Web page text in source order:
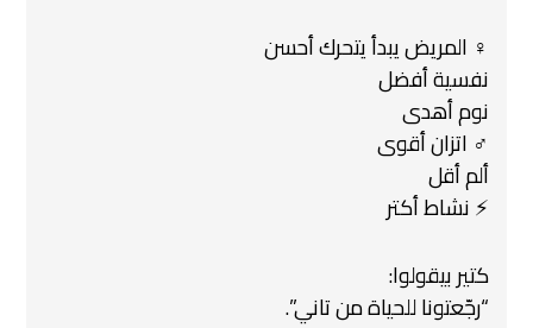
‍♀️ المريض يبدأ يتحرك أحسن
نفسية أفضل
نوم أهدى
‍♂️ اتزان أقوى
ألم أقل
⚡ نشاط أكتر
كتير بيقولوا:
“رجّعتونا للحياة من تاني”.